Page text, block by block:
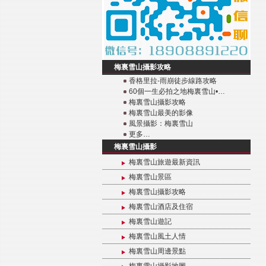
梅裏雪山攝影攻略
香格里拉-雨崩徒步線路攻略
60個一生必拍之地梅裏雪山•…
梅裏雪山攝影攻略
梅裏雪山最美的影像
風景攝影：梅裏雪山
更多…
梅裏雪山攝影
梅裏雪山旅遊最新資訊
梅裏雪山景區
梅裏雪山攝影攻略
梅裏雪山酒店及住宿
梅裏雪山遊記
梅裏雪山風土人情
梅裏雪山周邊景點